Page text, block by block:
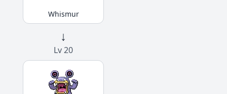
Whismur
↓
Lv 20